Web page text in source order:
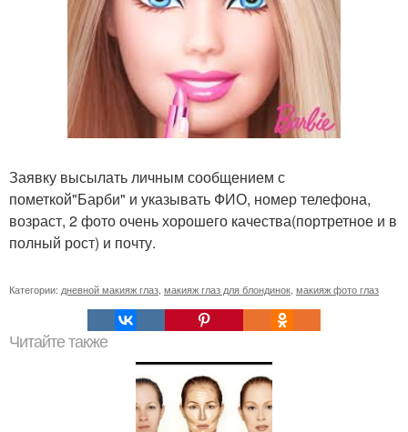
Заявку высылать личным сообщением с
пометкой"Барби" и указывать ФИО, номер телефона,
возраст, 2 фото очень хорошего качества(портретное и в
полный рост) и почту.
Категории: дневной макияж глаз макияж глаз для блондинок макияж фото глаз
Читайте также